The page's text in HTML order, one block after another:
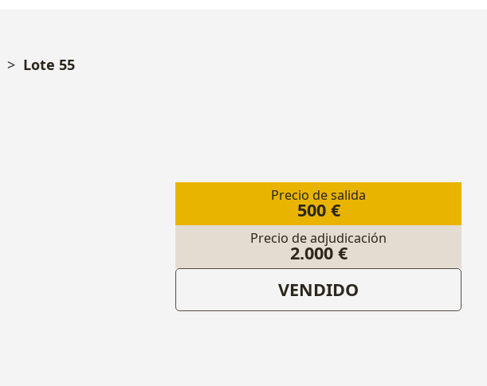
Lote 55
Precio de salida
500 €
Precio de adjudicación
2.000 €
VENDIDO